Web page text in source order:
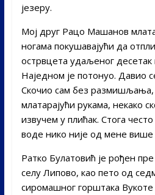
језеру.
Мој друг Рацо Машанов
ногама покушавајући да
острвцета удаљеног
Наједном је потонуо. Давио
Скочио сам без размишљања,
млатарајући рукама, некако
извучем у плићак. Стога
воде нико није од мене више
Ратко Булатовић је рођен
селу Липово, као пето од
сиромашног горштака Вукоте